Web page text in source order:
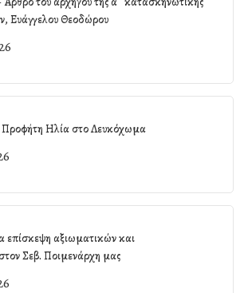
Ευάγγελου Θεοδώρου
Προφήτη Ηλία στο Λευκόχωμα
επίσκεψη αξιωματικών και
Σεβ. Ποιμενάρχη μας